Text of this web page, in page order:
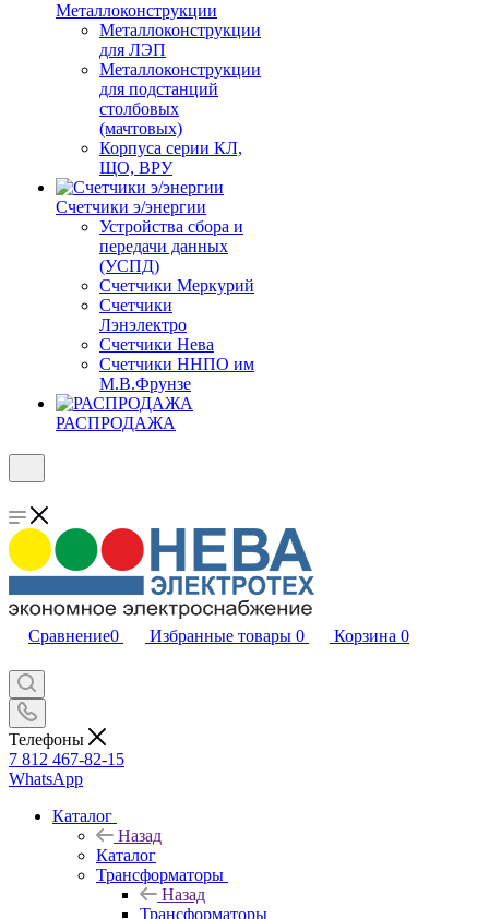
Металлоконструкции
Металлоконструкции
для ЛЭП
Металлоконструкции
для подстанций
столбовых
(мачтовых)
Корпуса серии КЛ,
ЩО, ВРУ
Счетчики э/энергии
Устройства сбора и
передачи данных
(УСПД)
Счетчики Меркурий
Счетчики
Лэнэлектро
Счетчики Нева
Счетчики ННПО им
М.В.Фрунзе
РАСПРОДАЖА
Сравнение0 Избранные товары 0 Корзина 0
Телефоны
7 812 467-82-15
WhatsApp
Каталог
Назад
Каталог
Трансформаторы
Назад
Трансформаторы